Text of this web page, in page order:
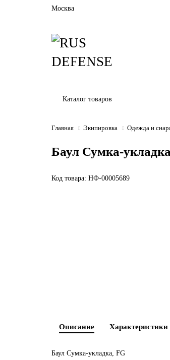
Москва
Каталог товаров
Главная Экипировка Одежда и
Баул Сумка-
Код товара: НФ-00005689
Описание Характеристики
Баул Сумка-укладка, FG